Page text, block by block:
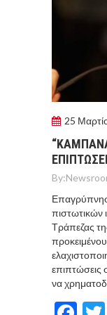
25
By:
πιστωτικών
Τράπεζας
επιπτώσεις
να